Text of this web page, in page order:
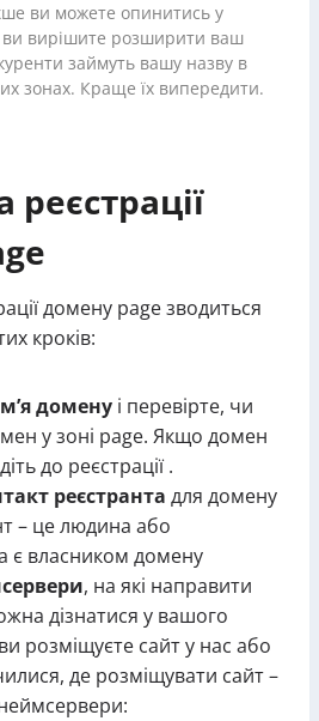
ви можете опинитись у
ви вирішите розширити ваш
займуть вашу назву в
зонах. Краще їх випередити.
домену page зводиться
кроків:
домену і перевірте, чи
у зоні page. Якщо домен
до реєстрації .
реєстранта для домену
– це людина або
є власником домену
, на які направити
дізнатися у вашого
розміщуєте сайт у нас або
де розміщувати сайт –